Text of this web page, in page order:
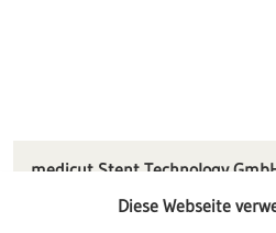
medicut Stent Technology
75177 PforzheimDiese Webseite